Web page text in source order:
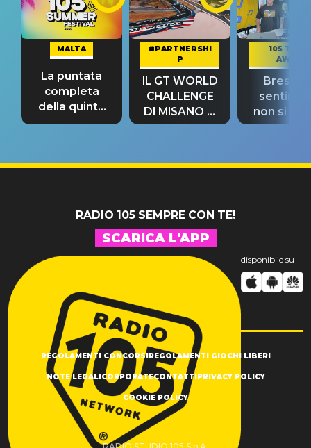
MALTA
La puntata
completa
della quinta
tappa
#PARTNERSHI
P
IL GT WORLD
CHALLENGE
DI MISANO si
riconferma
105 TAKE
AWAY
Bresh:
non si
fino alla
RADIO 105 SEMPRE CON TE!
SCARICA L'APP
disponibile su
REGOLAMENTI CONCORSIREGOLAMENTI GIOCHI LIBERI
NOTE LEGALICORPORATECONTATTIPRIVACY POLICY
COOKIE POLICY